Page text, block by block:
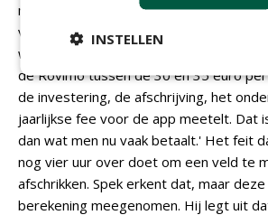
maaier, legt Spek uit. 'Voor de kosten
vijfdelige kooimaaier hoor je
waag ik me niet aan. Ik kan wel zeggen
de Rovimo tussen de 30 en 35 euro
de investering, de afschrijving, het
jaarlijkse fee voor de app meetelt. Dat
dan wat men nu vaak betaalt.' Het feit
nog vier uur over doet om een veld te
afschrikken. Spek erkent dat, maar
berekening meegenomen. Hij legt uit
INSTELLEN